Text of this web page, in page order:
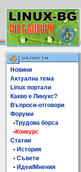
Новини
Актуална тема
Linux портали
Какво е Линукс?
Въпроси-отговори
Форуми
•Трудова борса
•Конкурс
Статии
• История
• Съвети
• Идеи/Мнения